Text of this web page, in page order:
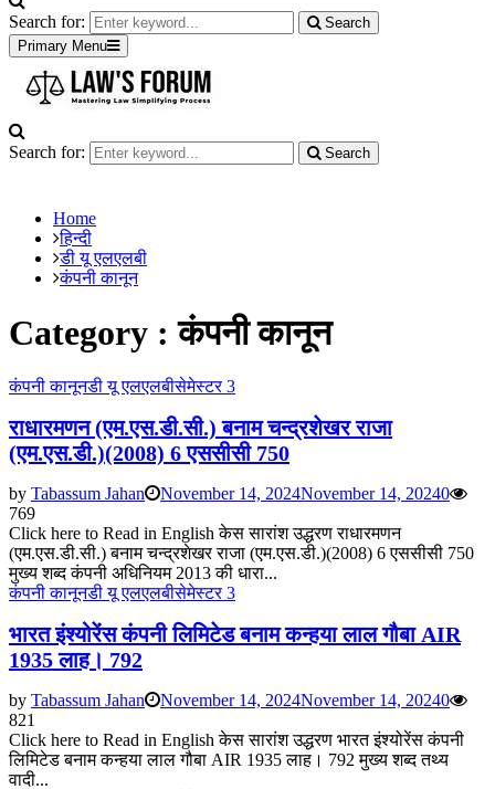
Search for:
Search
Primary Menu
Search for: Search
Home
हिन्दी
डी यू एलएलबी
कंपनी कानून
Category : कंपनी कानून
कंपनी कानूनडी यू एलएलबीसेमेस्टर 3
राधारमणन (एम.एस.डी.सी.) बनाम चन्द्रशेखर राजा
(एम.एस.डी.)(2008) 6 एससीसी 750
by Tabassum Jahan November 14, 2024November 14, 20240
769
Click here to Read in English केस सारांश उद्धरण राधारमणन
(एम.एस.डी.सी.) बनाम चन्द्रशेखर राजा (एम.एस.डी.)(2008) 6 एससीसी 750
मुख्य शब्द कंपनी अधिनियम 2013 की धारा...
कंपनी कानूनडी यू एलएलबीसेमेस्टर 3
भारत इंश्योरेंस कंपनी लिमिटेड बनाम कन्हया लाल गौबा AIR
1935 लाह। 792
by Tabassum Jahan November 14, 2024November 14, 20240
821
Click here to Read in English केस सारांश उद्धरण भारत इंश्योरेंस कंपनी
लिमिटेड बनाम कन्हया लाल गौबा AIR 1935 लाह। 792 मुख्य शब्द तथ्य
वादी...